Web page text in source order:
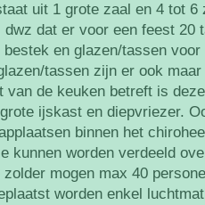
uit 1 grote zaal en 4 tot
dwz dat er voor een feest 20
en glazen/tassen
tassen zijn er ook
van de keuken betreft is
ijskast en diepvriezer.
binnen het
kunnen worden verdeeld
mogen max 40
worden enkel